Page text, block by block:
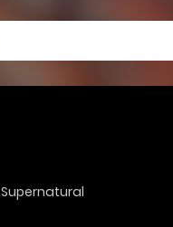
Supernatural